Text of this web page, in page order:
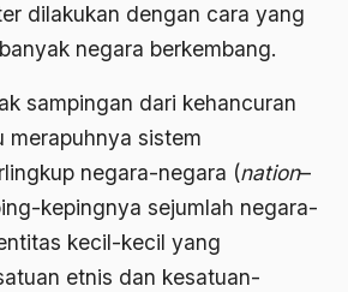
dilakukan dengan cara yang
negara berkembang.
sampingan dari kehancuran
merapuhnya sistem
negara-negara (nation–
kepingnya sejumlah negara-
kecil-kecil yang
etnis dan kesatuan-